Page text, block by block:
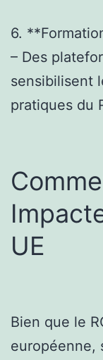
6.
– Des
sensibilisent
pratiques du
UE
Bien que le
européenne,